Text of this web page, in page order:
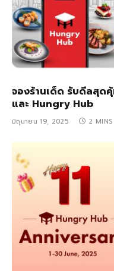
จองร้านเด็ด รับดีลสุด
และ Hungry Hub
มิถุนายน 19, 2025 2 MINS